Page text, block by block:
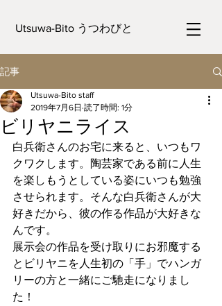
Utsuwa-Bito うつわびと
記事
ビリヤニライス
Utsuwa-Bito staff
2019年7月6日 読了時間: 1分
白兵衛さんのお宅に来ると、いつもワ
クワクします。陶芸家である前に人生
を楽しもうとしている姿にいつも勉強
させられます。そんな白兵衛さんが大
好きだから、彼の作る作品が大好きな
んです。
展示会の作品を受け取りにお邪魔する
とビリヤニを人生初の「手」でハンガ
リーの方と一緒にご馳走になりまし
た！